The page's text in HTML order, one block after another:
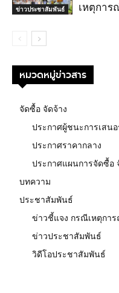
ข่าวประชาสัมพันธ์
เหตุการ
หมวดหมู่ข่าวสาร
จัดซื้อ จัดจ้าง
ประกาศผู้ชนะการเสน
ประกาศราคากลาง
ประกาศแผนการจัดซื้อ
บทความ
ประชาสัมพันธ์
ข่าวชี้แจง กรณีเหตุกา
ข่าวประชาสัมพันธ์
วิดีโอประชาสัมพันธ์